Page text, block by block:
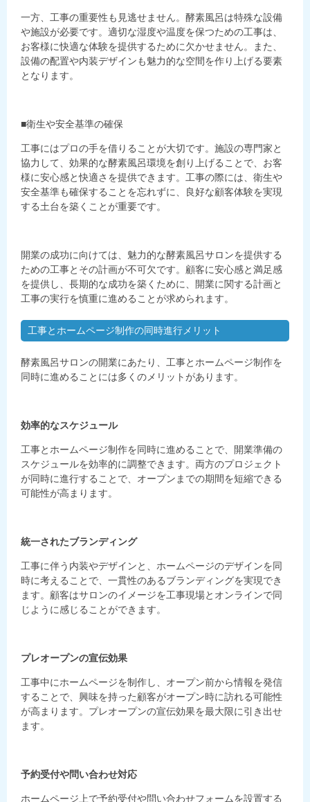
一方、工事の重要性も見逃せません。酵素風呂は特殊な設備
や施設が必要です。適切な湿度や温度を保つための工事は、
お客様に快適な体験を提供するために欠かせません。また、
設備の配置や内装デザインも魅力的な空間を作り上げる要素
となります。
■衛生や安全基準の確保
工事にはプロの手を借りることが大切です。施設の専門家と
協力して、効果的な酵素風呂環境を創り上げることで、お客
様に安心感と快適さを提供できます。工事の際には、衛生や
安全基準も確保することを忘れずに、良好な顧客体験を実現
する土台を築くことが重要です。
開業の成功に向けては、魅力的な酵素風呂サロンを提供する
ための工事とその計画が不可欠です。顧客に安心感と満足感
を提供し、長期的な成功を築くために、開業に関する計画と
工事の実行を慎重に進めることが求められます。
工事とホームページ制作の同時進行メリット
酵素風呂サロンの開業にあたり、工事とホームページ制作を
同時に進めることには多くのメリットがあります。
効率的なスケジュール
工事とホームページ制作を同時に進めることで、開業準備の
スケジュールを効率的に調整できます。両方のプロジェクト
が同時に進行することで、オープンまでの期間を短縮できる
可能性が高まります。
統一されたブランディング
工事に伴う内装やデザインと、ホームページのデザインを同
時に考えることで、一貫性のあるブランディングを実現でき
ます。顧客はサロンのイメージを工事現場とオンラインで同
じように感じることができます。
プレオープンの宣伝効果
工事中にホームページを制作し、オープン前から情報を発信
することで、興味を持った顧客がオープン時に訪れる可能性
が高まります。プレオープンの宣伝効果を最大限に引き出せ
ます。
予約受付や問い合わせ対応
ホームページ上で予約受付や問い合わせフォームを設置する